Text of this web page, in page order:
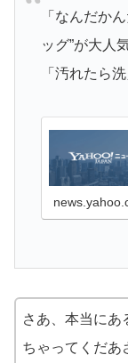
「なんだか
ッグ”が大人
「汚れたら
さあ、本当にあ
ちゃってくだあ